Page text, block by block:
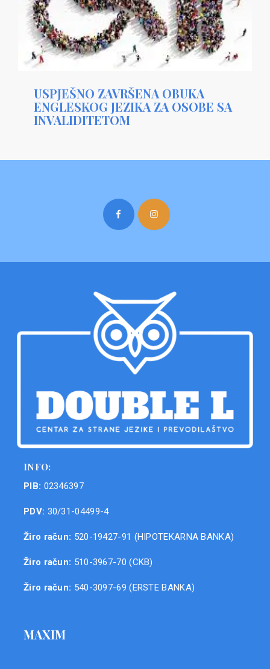
USPJEŠNO ZAVRŠENA OBUKA
ENGLESKOG JEZIKA ZA OSOBE SA
INVALIDITETOM
INFO:
PIB: 02346397
PDV: 30/31-04499-4
Žiro račun: 520-19427-91 (HIPOTEKARNA BANKA)
Žiro račun: 510-3967-70 (CKB)
Žiro račun: 540-3097-69 (ERSTE BANKA)
MAXIM